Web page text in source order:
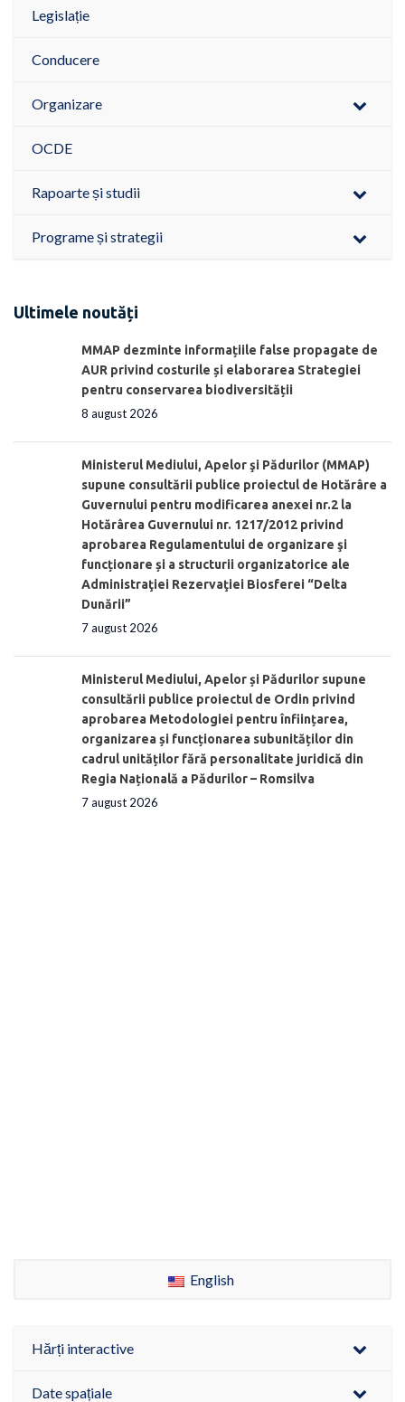
Legislație
Conducere
Organizare
OCDE
Rapoarte și studii
Programe și strategii
Ultimele noutăți
MMAP dezminte informațiile false propagate de
AUR privind costurile și elaborarea Strategiei
pentru conservarea biodiversității
8 august 2026
Ministerul Mediului, Apelor şi Pădurilor (MMAP)
supune consultării publice proiectul de Hotărâre a
Guvernului pentru modificarea anexei nr.2 la
Hotărârea Guvernului nr. 1217/2012 privind
aprobarea Regulamentului de organizare şi
funcționare și a structurii organizatorice ale
Administraţiei Rezervaţiei Biosferei “Delta
Dunării”
7 august 2026
Ministerul Mediului, Apelor și Pădurilor supune
consultării publice proiectul de Ordin privind
aprobarea Metodologiei pentru înființarea,
organizarea și funcționarea subunităților din
cadrul unităților fără personalitate juridică din
Regia Națională a Pădurilor – Romsilva
7 august 2026
English
Hărți interactive
Date spațiale